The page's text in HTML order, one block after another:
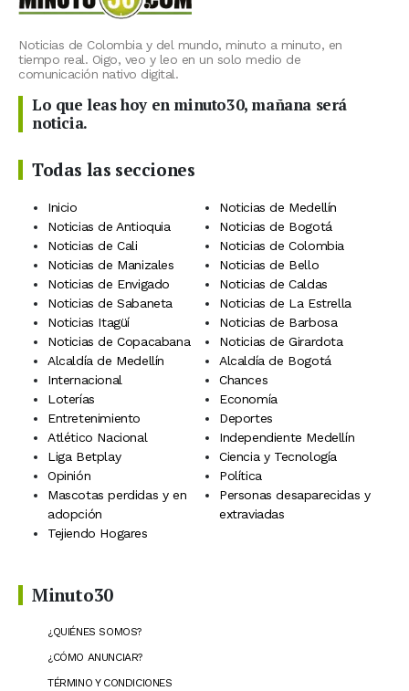
Noticias de Colombia y del mundo, minuto a minuto, en
tiempo real. Oigo, veo y leo en un solo medio de
comunicación nativo digital.
Lo que leas hoy en minuto30, mañana será
noticia.
Todas las secciones
Inicio
Noticias de Medellín
Noticias de Antioquia
Noticias de Bogotá
Noticias de Cali
Noticias de Colombia
Noticias de Manizales
Noticias de Bello
Noticias de Envigado
Noticias de Caldas
Noticias de Sabaneta
Noticias de La Estrella
Noticias Itagüí
Noticias de Barbosa
Noticias de Copacabana
Noticias de Girardota
Alcaldía de Medellín
Alcaldía de Bogotá
Internacional
Chances
Loterías
Economía
Entretenimiento
Deportes
Atlético Nacional
Independiente Medellín
Liga Betplay
Ciencia y Tecnología
Opinión
Política
Mascotas perdidas y en
adopción
Personas desaparecidas y
extraviadas
Tejiendo Hogares
Minuto30
¿QUIÉNES SOMOS?
¿CÓMO ANUNCIAR?
TÉRMINO Y CONDICIONES